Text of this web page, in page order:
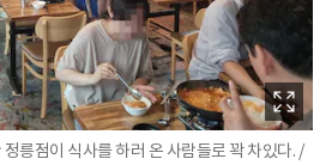
릉점이 식사를 하러 온 사람들로 꽉 차있다. /